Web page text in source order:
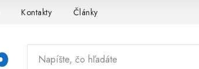
Kontakty Články